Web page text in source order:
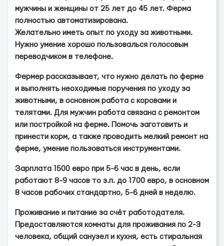
мужчины и женщины от 25 лет до 45 лет. Ферма
полностью автоматизирована.
Желательно иметь опыт по уходу за животными.
Нужно умение хорошо пользовалься голосовым
переводчиком в телефоне.
Фермер рассказывает, что нужно делать по ферме
и выполнять неоходимые поручения по уходу за
животными, в основном работа с коровами и
телятами. Для мужчин работа связана с ремонтом
или постройкой на ферме. Помочь заготовить и
принести корм, а также проводить мелкий ремонт на
ферме, умение пользоваться инструментами.
Зарплата 1500 евро при 5-6 час в день, если
работают 8-9 часов то з.п. до 1700 евро, в основном
8 часов рабочих стандартно, 5-6 дней в неделю.
Проживание и питание за счёт работодателя.
Предоставляются комнаты для проживания по 2-3
человека, общий санузел и кухня, есть стиральная